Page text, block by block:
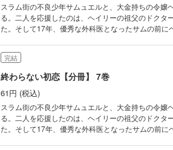
スラム街の不良少年サムュエルと、大金持ちの令
る。二人を応援したのは、ヘイリーの祖父のドク
た。そして17年、優秀な外科医となったサムの前に
完結
終わらない初恋【分冊】 7巻
61円 (税込)
スラム街の不良少年サムュエルと、大金持ちの令
る。二人を応援したのは、ヘイリーの祖父のドク
た。そして17年、優秀な外科医となったサムの前に